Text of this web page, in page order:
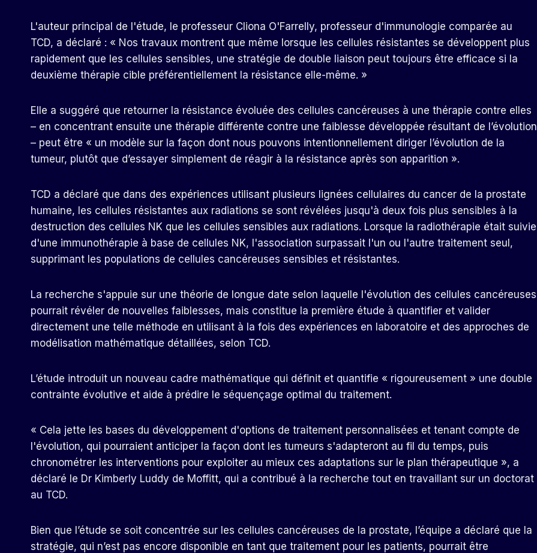
L'auteur principal de l'étude, le professeur Cliona O'Farrelly, professeur d'immunologie comparée au
TCD, a déclaré : « Nos travaux montrent que même lorsque les cellules résistantes se développent plus
rapidement que les cellules sensibles, une stratégie de double liaison peut toujours être efficace si la
deuxième thérapie cible préférentiellement la résistance elle-même. »
Elle a suggéré que retourner la résistance évoluée des cellules cancéreuses à une thérapie contre elles
– en concentrant ensuite une thérapie différente contre une faiblesse développée résultant de l’évolution
– peut être « un modèle sur la façon dont nous pouvons intentionnellement diriger l’évolution de la
tumeur, plutôt que d’essayer simplement de réagir à la résistance après son apparition ».
TCD a déclaré que dans des expériences utilisant plusieurs lignées cellulaires du cancer de la prostate
humaine, les cellules résistantes aux radiations se sont révélées jusqu'à deux fois plus sensibles à la
destruction des cellules NK que les cellules sensibles aux radiations. Lorsque la radiothérapie était suivie
d'une immunothérapie à base de cellules NK, l'association surpassait l'un ou l'autre traitement seul,
supprimant les populations de cellules cancéreuses sensibles et résistantes.
La recherche s'appuie sur une théorie de longue date selon laquelle l'évolution des cellules cancéreuses
pourrait révéler de nouvelles faiblesses, mais constitue la première étude à quantifier et valider
directement une telle méthode en utilisant à la fois des expériences en laboratoire et des approches de
modélisation mathématique détaillées, selon TCD.
L’étude introduit un nouveau cadre mathématique qui définit et quantifie « rigoureusement » une double
contrainte évolutive et aide à prédire le séquençage optimal du traitement.
« Cela jette les bases du développement d'options de traitement personnalisées et tenant compte de
l'évolution, qui pourraient anticiper la façon dont les tumeurs s'adapteront au fil du temps, puis
chronométrer les interventions pour exploiter au mieux ces adaptations sur le plan thérapeutique », a
déclaré le Dr Kimberly Luddy de Moffitt, qui a contribué à la recherche tout en travaillant sur un doctorat
au TCD.
Bien que l’étude se soit concentrée sur les cellules cancéreuses de la prostate, l’équipe a déclaré que la
stratégie, qui n’est pas encore disponible en tant que traitement pour les patients, pourrait être